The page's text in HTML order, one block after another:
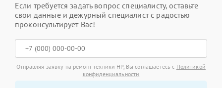
Если требуется задать вопрос специалисту, оставьте
свои данные и дежурный специалист с радостью
проконсультирует Вас!
Отправляя заявку на ремонт техники HP, Вы соглашаетесь с Политикой
конфиденциальности